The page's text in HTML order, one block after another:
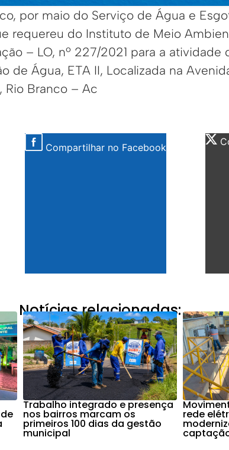
por maio do Serviço de Água e
requereu do Instituto de Meio
– LO, nº 227/2021 para a atividade
de Água, ETA II, Localizada na
Rio Branco – Ac
Compartilhar no Facebook
Notícias relacionadas:
Trabalho integrado e presença
nos bairros marcam os
primeiros 100 dias da gestão
municipal
rede